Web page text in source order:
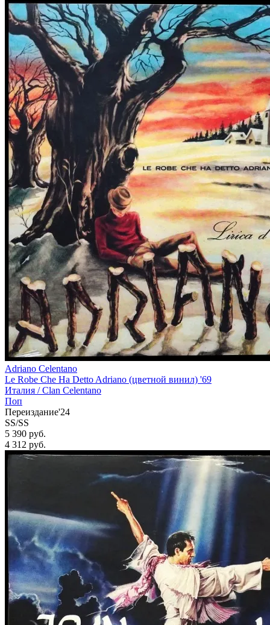
Adriano Celentano
Le Robe Che Ha Detto Adriano (цветной винил) '69
Италия /Clan Celentano
Поп
Переиздание'24
SS/SS
5 390 руб.
4 312 руб.